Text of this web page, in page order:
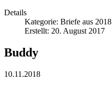
Details
Kategorie: Briefe aus 2018
Erstellt: 20. August 2017
Buddy
10.11.2018